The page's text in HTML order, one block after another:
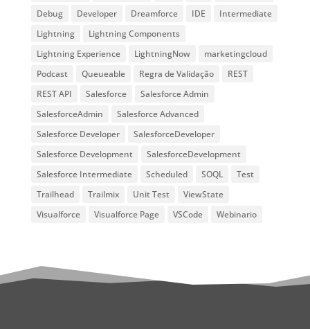
Debug
Developer Dreamforce IDE
Intermediate
Lightning
Lightning Components
Lightning Experience
LightningNow
marketingcloud
Podcast
Queueable Regra de Validação
REST
REST API
Salesforce
Salesforce Admin
SalesforceAdmin
Salesforce Advanced
Salesforce Developer
SalesforceDeveloper
Salesforce Development
SalesforceDevelopment
Salesforce Intermediate
Scheduled SOQL
Test
Trailhead
Trailmix Unit Test
ViewState
Visualforce
Visualforce Page VSCode Webinario